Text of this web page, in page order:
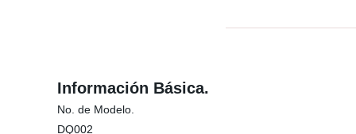
Información Básica.
No. de Modelo.
DQ002